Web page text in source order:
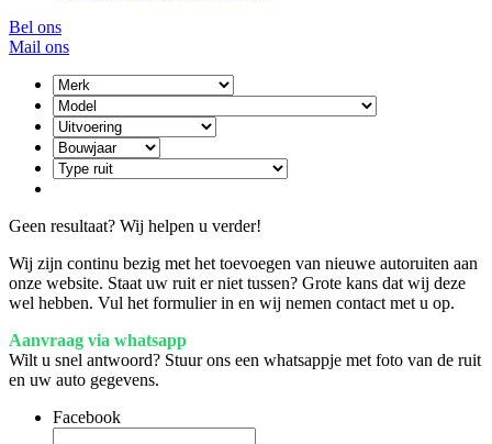
Bel ons
Mail ons
Geen resultaat? Wij helpen u verder!
Wij zijn continu bezig met het toevoegen van nieuwe autoruiten aan
onze website. Staat uw ruit er niet tussen? Grote kans dat wij deze
wel hebben. Vul het formulier in en wij nemen contact met u op.
Aanvraag via whatsapp
Wilt u snel antwoord? Stuur ons een whatsappje met foto van de ruit
en uw auto gegevens.
Facebook